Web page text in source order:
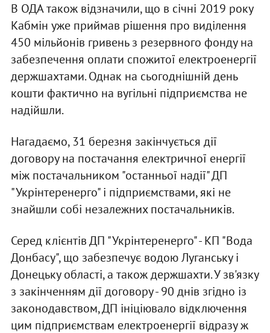
В ОДА також відзначили, що в січні 2019 року
Кабмін уже приймав рішення про виділення
450 мільйонів гривень з резервного фонду на
забезпечення оплати спожитої електроенергії
держшахтами. Однак на сьогоднішній день
кошти фактично на вугільні підприємства не
надійшли.
Нагадаємо, 31 березня закінчується дії
договору на постачання електричної енергії
між постачальником "останньої надії" ДП
"Укрінтеренерго" і підприємствами, які не
знайшли собі незалежних постачальників.
Серед клієнтів ДП "Укрінтеренерго" - КП "Вода
Донбасу", що забезпечує водою Луганську і
Донецьку області, а також держшахти. У зв'язку
з закінченням дії договору - 90 днів згідно із
законодавством, ДП ініціювало відключення
цим підприємствам електроенергії відразу ж